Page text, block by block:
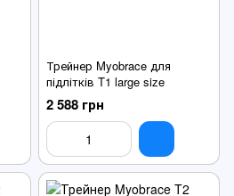
Трейнер Myobrace для
підлітків T1 large size
2 588 грн